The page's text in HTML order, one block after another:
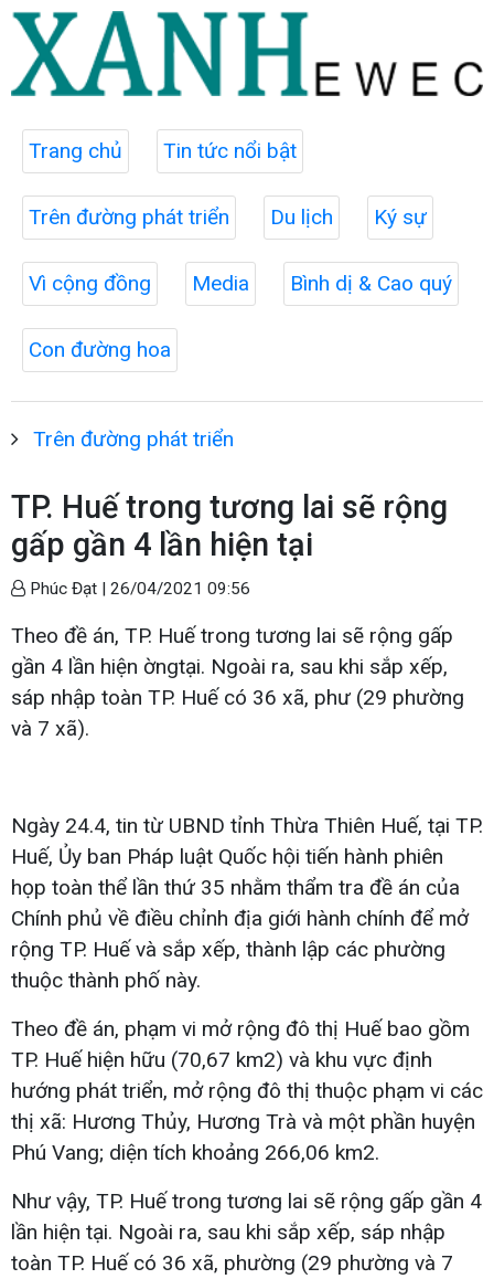
Trang chủ Tin tức nổi bật
Trên đường phát triển Du lịch Ký sự
Vì cộng đồng Media Bình dị & Cao quý
Con đường hoa
Trên đường phát triển
TP. Huế trong tương lai sẽ rộng
gấp gần 4 lần hiện tại
Phúc Đạt | 26/04/2021 09:56
Theo đề án, TP. Huế trong tương lai sẽ rộng gấp
gần 4 lần hiện ờngtại. Ngoài ra, sau khi sắp xếp,
sáp nhập toàn TP. Huế có 36 xã, phư (29 phường
và 7 xã).
Ngày 24.4, tin từ UBND tỉnh Thừa Thiên Huế, tại TP.
Huế, Ủy ban Pháp luật Quốc hội tiến hành phiên
họp toàn thể lần thứ 35 nhằm thẩm tra đề án của
Chính phủ về điều chỉnh địa giới hành chính để mở
rộng TP. Huế và sắp xếp, thành lập các phường
thuộc thành phố này.
Theo đề án, phạm vi mở rộng đô thị Huế bao gồm
TP. Huế hiện hữu (70,67 km2) và khu vực định
hướng phát triển, mở rộng đô thị thuộc phạm vi các
thị xã: Hương Thủy, Hương Trà và một phần huyện
Phú Vang; diện tích khoảng 266,06 km2.
Như vậy, TP. Huế trong tương lai sẽ rộng gấp gần 4
lần hiện tại. Ngoài ra, sau khi sắp xếp, sáp nhập
toàn TP. Huế có 36 xã, phường (29 phường và 7